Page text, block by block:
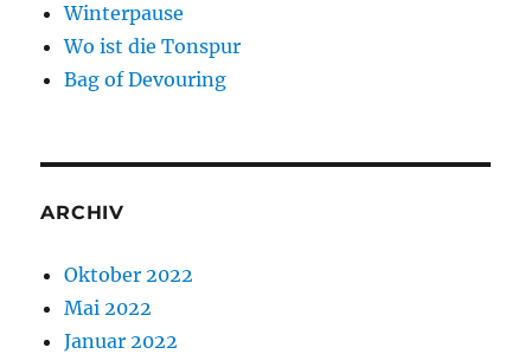
Winterpause
Wo ist die Tonspur
Bag of Devouring
ARCHIV
Oktober 2022
Mai 2022
Januar 2022